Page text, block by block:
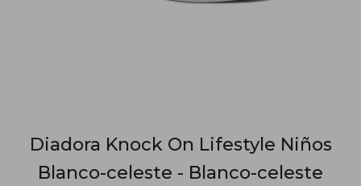
Diadora Knock On Lifestyle Niños
Blanco-celeste - Blanco-celeste